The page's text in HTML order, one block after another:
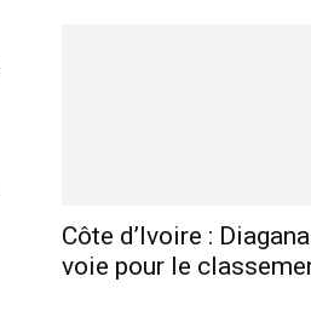
Côte d’Ivoire :
voie pour le